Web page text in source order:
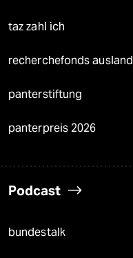
taz zahl ich
recherchefonds ausland
panterstiftung
panterpreis 2026
Podcast
bundestalk